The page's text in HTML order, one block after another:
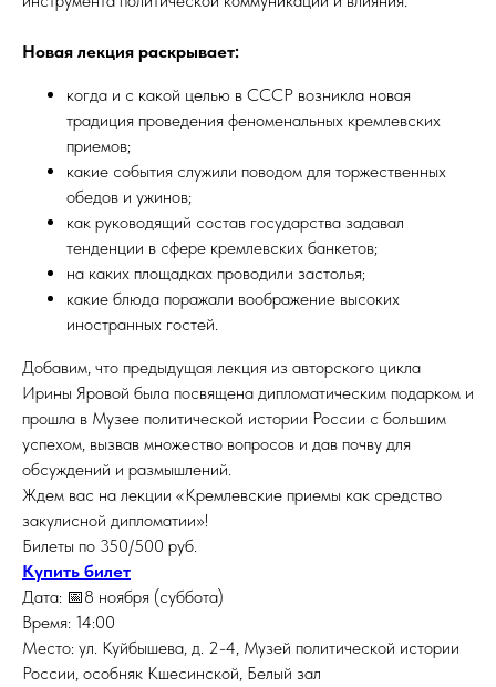
Новая лекция раскрывает:
когда и с какой целью в СССР возникла новая
традиция проведения феноменальных кремлевских
приемов;
какие события служили поводом для торжественных
обедов и ужинов;
как руководящий состав государства задавал
тенденции в сфере кремлевских банкетов;
на каких площадках проводили застолья;
какие блюда поражали воображение высоких
иностранных гостей.
Добавим, что предыдущая лекция из авторского цикла
Ирины Яровой была посвящена дипломатическим подарком и
прошла в Музее политической истории России с большим
успехом, вызвав множество вопросов и дав почву для
обсуждений и размышлений.
Ждем вас на лекции «Кремлевские приемы как средство
закулисной дипломатии»!
Билеты по 350/500 руб.
Купить билет
Дата: 📅8 ноября (суббота)
Время: 14:00
Место: ул. Куйбышева, д. 2-4, Музей политической истории
России, особняк Кшесинской, Белый зал